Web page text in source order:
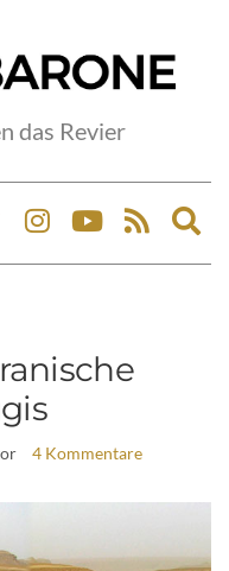
das Revier
4 Kommentare